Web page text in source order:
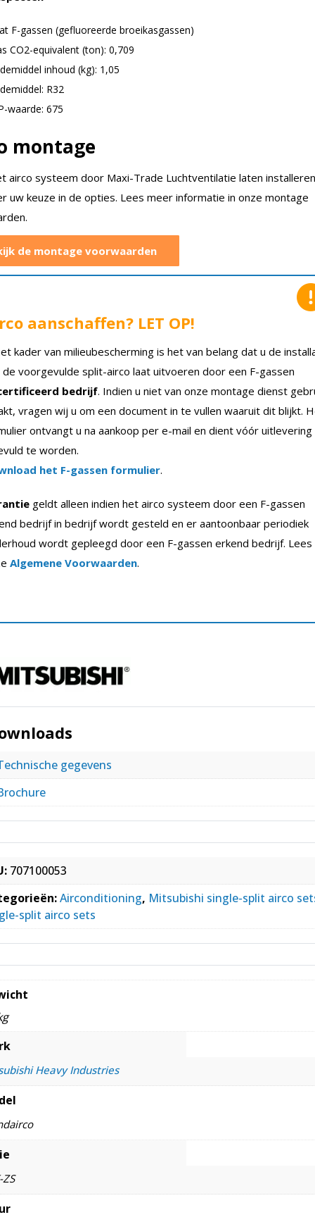
F-gassen (gefluoreerde broeikasgassen)
CO2-equivalent (ton): 0,709
inhoud (kg): 1,05
R32
waarde: 675
montage
airco systeem door Maxi-Trade Luchtventilatie laten
uw keuze in de opties. Lees meer informatie in onze montage
de montage voorwaarden
aanschaffen? LET OP!
kader van milieubescherming is het van belang dat u de
de voorgevulde split-airco laat uitvoeren door een F-gassen
bedrijf. Indien u niet van onze montage dienst
vragen wij u om een document in te vullen waaruit dit blijkt.
ontvangt u na aankoop per e-mail en dient vóór uitlevering
te worden.
het F-gassen formulier.
geldt alleen indien het airco systeem door een F-gassen
bedrijf in bedrijf wordt gesteld en er aantoonbaar periodiek
wordt gepleegd door een F-gassen erkend bedrijf. Lees
Algemene Voorwaarden.
gegevens
707100053
Airconditioning, Mitsubishi single-split airco
split airco sets
Heavy Industries
ZS